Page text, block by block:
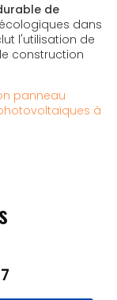
de
dans
l'utilisation de
construction
panneau
à